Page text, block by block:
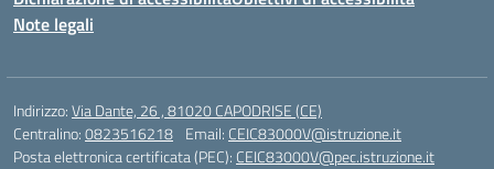
Note legali
Indirizzo:Via Dante, 26 , 81020 CAPODRISE (CE)
Centralino:0823516218 Email: CEIC83000V@istruzione.it
Posta elettronica certificata (PEC): CEIC83000V@pec.istruzione.it